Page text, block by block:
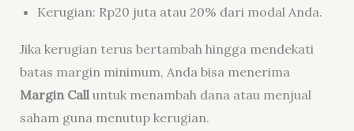
Kerugian: Rp20 juta atau 20% dari modal Anda.
Jika kerugian terus bertambah hingga mendekati
batas margin minimum, Anda bisa menerima
Margin Calluntuk menambah dana atau menjual
saham guna menutup kerugian.